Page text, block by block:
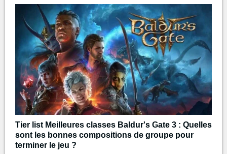
Tier list Meilleures classes Baldur's Gate 3 : Quelles
sont les bonnes compositions de groupe pour
terminer le jeu ?